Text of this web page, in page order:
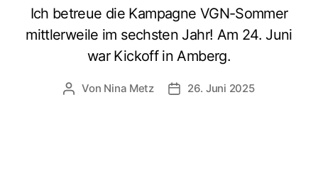
Ich betreue die Kampagne VGN-Sommer
mittlerweile im sechsten Jahr! Am 24. Juni
war Kickoff in Amberg.
Beitragsautor
Von Nina Metz Beitragsdatum
26. Juni 2025